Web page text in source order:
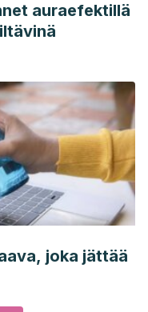
auraefektillä
joka jättää